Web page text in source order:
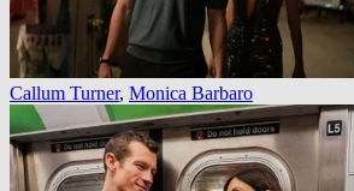
Callum Turner, Monica Barbaro